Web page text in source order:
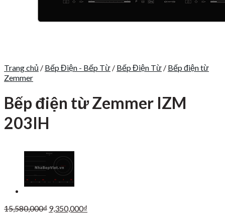
Trang chủ / Bếp Điện - Bếp Từ / Bếp Điện Từ / Bếp điện từ
Zemmer
Bếp điện từ Zemmer IZM
203IH
15,580,000₫ Giá
9,350,000₫